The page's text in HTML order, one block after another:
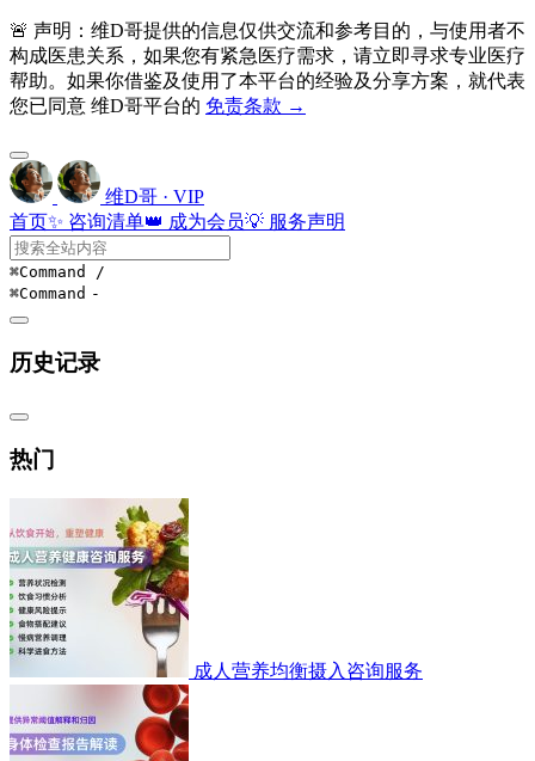
🚨 声明：维D哥提供的信息仅供交流和参考目的，与使用者不
构成医患关系，如果您有紧急医疗需求，请立即寻求专业医疗
帮助。如果你借鉴及使用了本平台的经验及分享方案，就代表
您已同意 维D哥平台的 免责条款 →
维D哥 · VIP
首页✨ 咨询清单👑 成为会员💡 服务声明
⌘Command /
⌘Command -
历史记录
热门
成人营养均衡摄入咨询服务